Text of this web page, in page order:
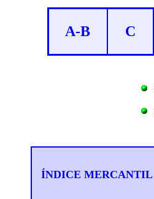
A-B C
ÍNDICE MERCANTIL